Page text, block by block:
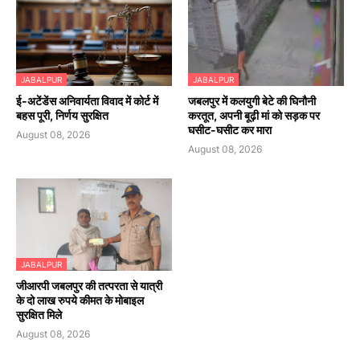
JABALPUR
​ई-अटेंडेंस अनिवार्यता विवाद में कोर्ट में
बहस पूरी, निर्णय सुरक्षित
August 08, 2026
JABALPUR
जबलपुर में कलयुगी बेटे की घिनौनी
करतूत, अपनी बूढ़ी मां को सड़क पर
घसीट-घसीट कर मारा
August 08, 2026
JABALPUR
जीआरपी जबलपुर की तत्परता से यात्री
के दो लाख रुपये कीमत के मोबाइल
सुरक्षित मिले
August 08, 2026